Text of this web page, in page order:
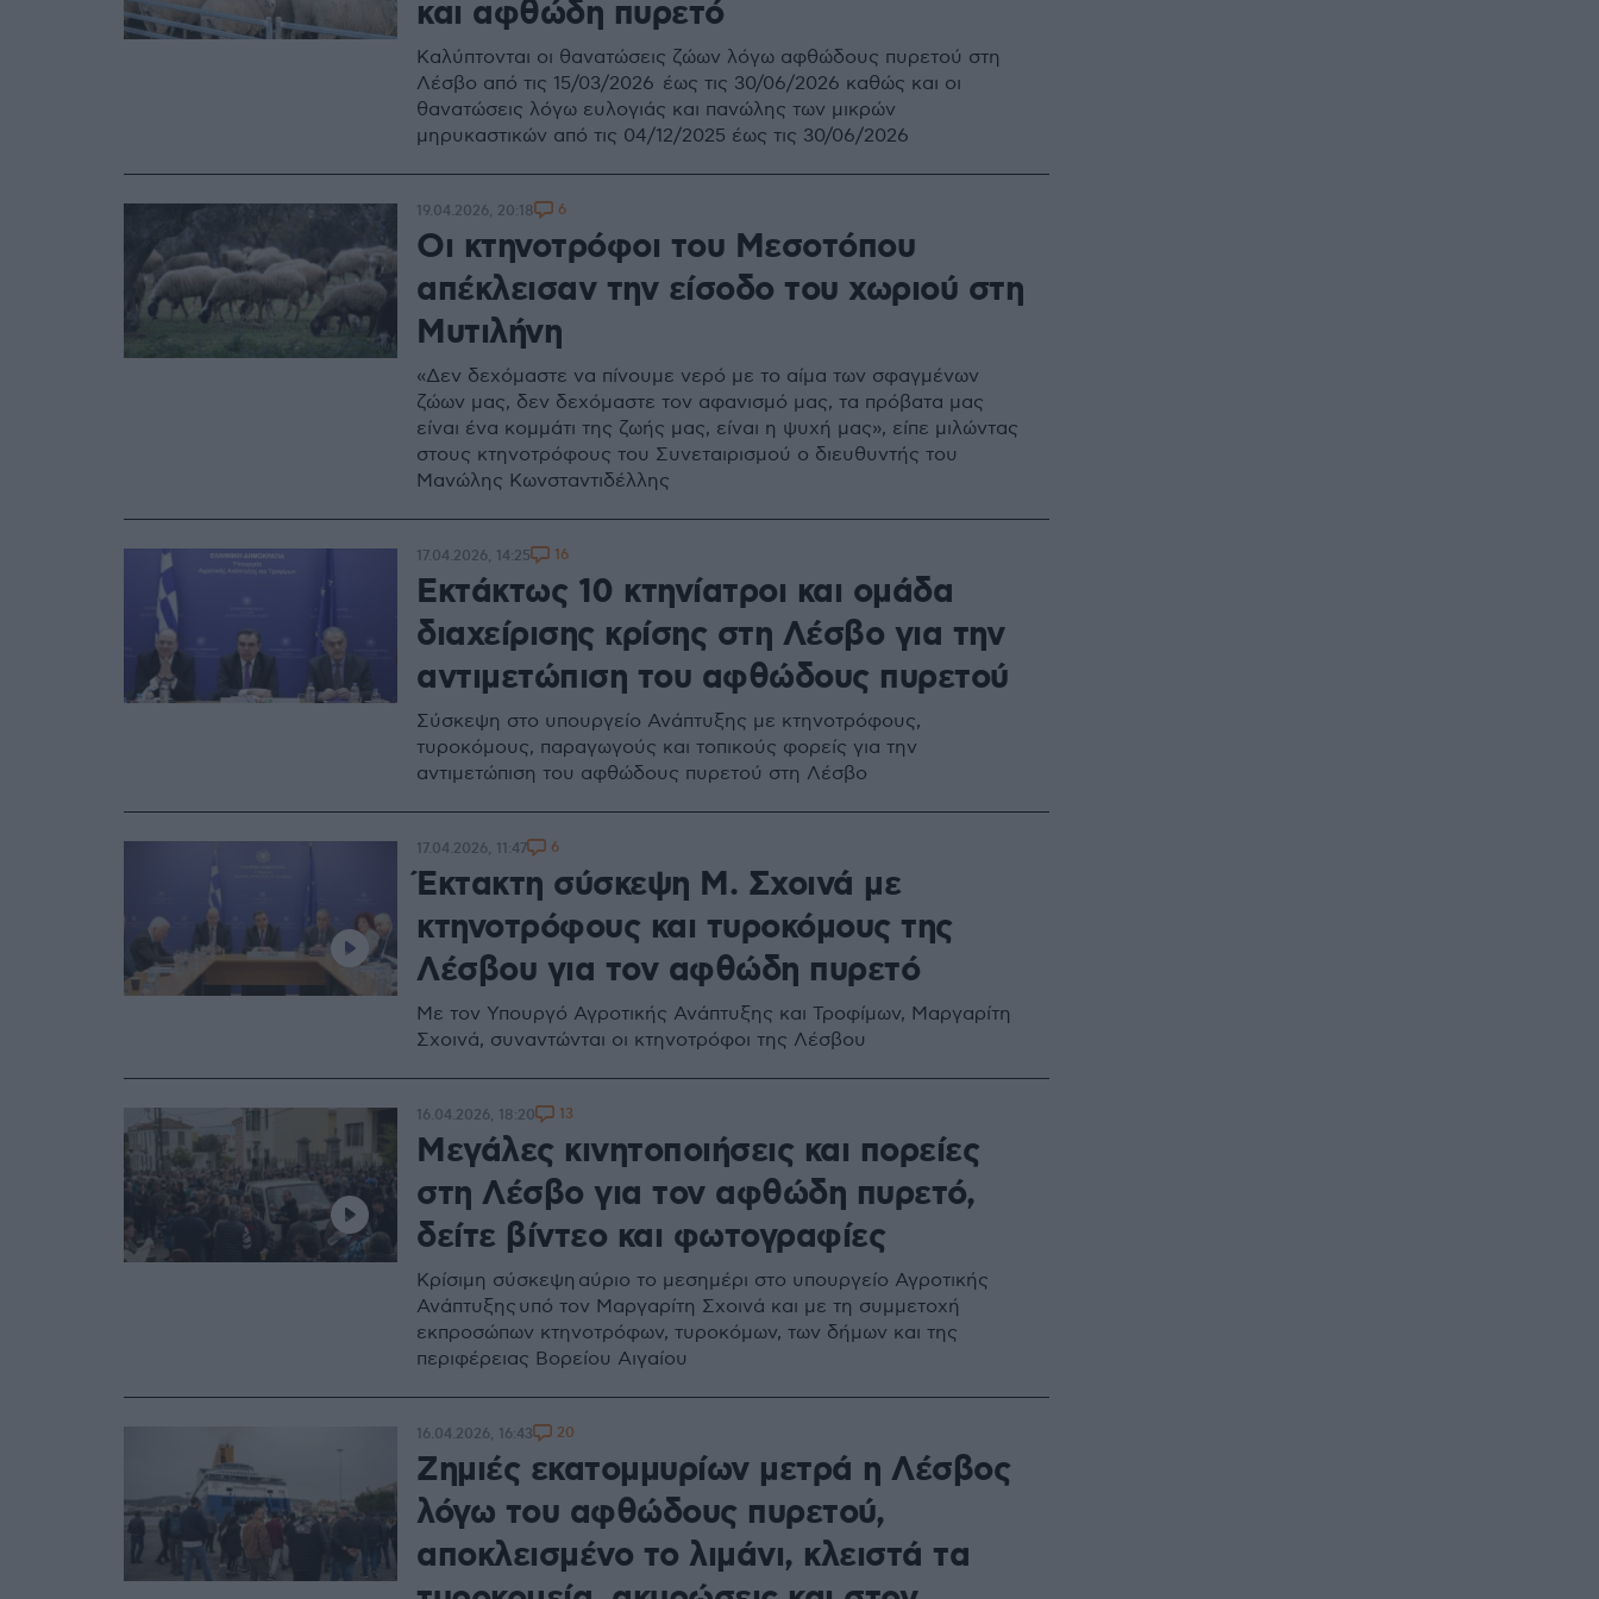
και αφθώδη πυρετό
Καλύπτονται οι θανατώσεις ζώων λόγω αφθώδους πυρετού στη
Λέσβο από τις 15/03/2026 έως τις 30/06/2026 καθώς και οι
θανατώσεις λόγω ευλογιάς και πανώλης των μικρών
μηρυκαστικών από τις 04/12/2025 έως τις 30/06/2026
Οι κτηνοτρόφοι του Μεσοτόπου
απέκλεισαν την είσοδο του χωριού στη
Μυτιλήνη
«Δεν δεχόμαστε να πίνουμε νερό με το αίμα των σφαγμένων
ζώων μας, δεν δεχόμαστε τον αφανισμό μας, τα πρόβατα μας
είναι ένα κομμάτι της ζωής μας, είναι η ψυχή μας», είπε μιλώντας
στους κτηνοτρόφους του Συνεταιρισμού ο διευθυντής του
Μανώλης Κωνσταντιδέλλης
19.04.2026, 20:18 6
Εκτάκτως 10 κτηνίατροι και ομάδα
διαχείρισης κρίσης στη Λέσβο για την
αντιμετώπιση του αφθώδους πυρετού
Σύσκεψη στο υπουργείο Ανάπτυξης με κτηνοτρόφους,
τυροκόμους, παραγωγούς και τοπικούς φορείς για την
αντιμετώπιση του αφθώδους πυρετού στη Λέσβο
17.04.2026, 14:25 16
Έκτακτη σύσκεψη Μ. Σχοινά με
κτηνοτρόφους και τυροκόμους της
Λέσβου για τον αφθώδη πυρετό
Με τον Υπουργό Αγροτικής Ανάπτυξης και Τροφίμων, Μαργαρίτη
Σχοινά, συναντώνται οι κτηνοτρόφοι της Λέσβου
17.04.2026, 11:47 6
Μεγάλες κινητοποιήσεις και πορείες
στη Λέσβο για τον αφθώδη πυρετό,
δείτε βίντεο και φωτογραφίες
Κρίσιμη σύσκεψη αύριο το μεσημέρι στο υπουργείο Αγροτικής
Ανάπτυξης υπό τον Μαργαρίτη Σχοινά και με τη συμμετοχή
εκπροσώπων κτηνοτρόφων, τυροκόμων, των δήμων και της
περιφέρειας Βορείου Αιγαίου
16.04.2026, 18:20 13
Ζημιές εκατομμυρίων μετρά η Λέσβος
λόγω του αφθώδους πυρετού,
αποκλεισμένο το λιμάνι, κλειστά τα
16.04.2026, 16:43 20